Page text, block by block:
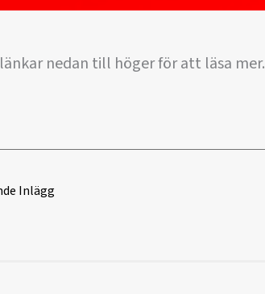
nedan till höger för att läsa mer.
Inlägg